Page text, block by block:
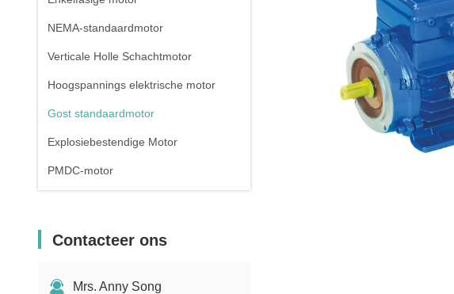
NEMA-standaardmotor
Verticale Holle Schachtmotor
Hoogspannings elektrische motor
Gost standaardmotor
Explosiebestendige Motor
PMDC-motor
Contacteer ons
Mrs. Anny Song